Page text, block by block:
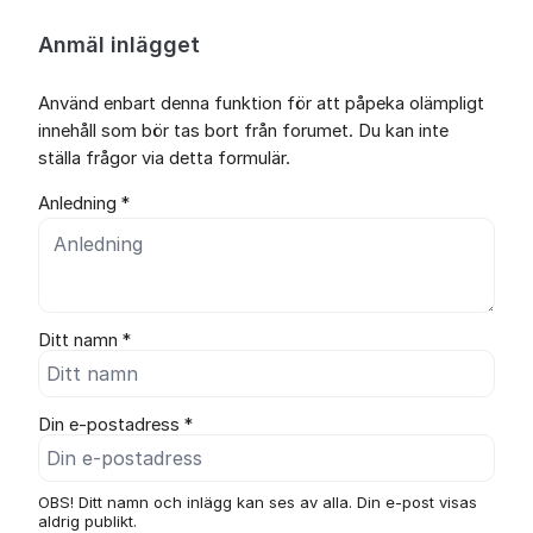
Anmäl inlägget
Använd enbart denna funktion för att påpeka olämpligt
innehåll som bör tas bort från forumet. Du kan inte
ställa frågor via detta formulär.
Anledning *
Ditt namn *
Din e-postadress *
OBS! Ditt namn och inlägg kan ses av alla. Din e-post visas
aldrig publikt.